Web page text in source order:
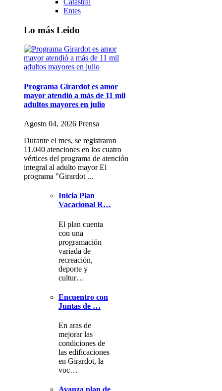
Catastral
Entes
Lo más Leido
Programa Girardot es amor
mayor atendió a más de 11 mil
adultos mayores en julio
Agosto 04, 2026 Prensa
Durante el mes, se registraron
11.040 atenciones en los cuatro
vértices del programa de atención
integral al adulto mayor El
programa "Girardot ...
Inicia Plan
Vacacional R…
El plan cuenta
con una
programación
variada de
recreación,
deporte y
cultur…
Encuentro con
Juntas de …
En aras de
mejorar las
condiciones de
las edificaciones
en Girardot, la
voc…